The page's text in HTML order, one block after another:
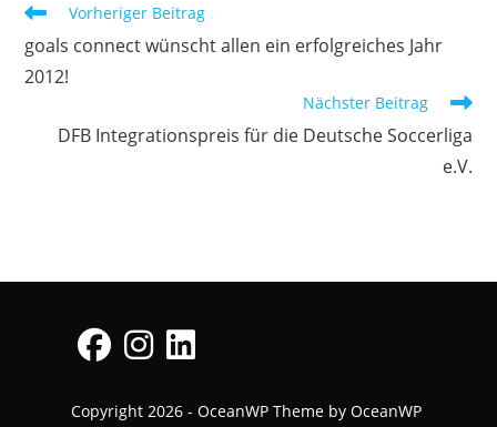
Weitere
Artikel
ansehen
Vorheriger Beitrag
goals connect wünscht allen ein erfolgreiches Jahr
2012!
Nächster Beitrag
DFB Integrationspreis für die Deutsche Soccerliga
e.V.
in
in
in
Copyright 2026 - OceanWP Theme by OceanWP